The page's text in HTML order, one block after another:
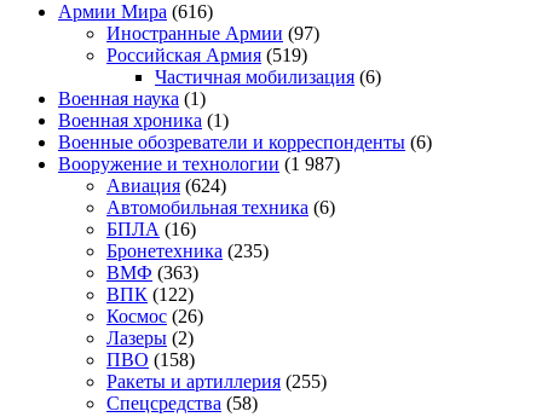
Армии Мира (616)
Иностранные Армии (97)
Российская Армия (519)
Частичная мобилизация (6)
Военная наука (1)
Военная хроника (1)
Военные обозреватели и корреспонденты (6)
Вооружение и технологии (1 987)
Авиация (624)
Автомобильная техника (6)
БПЛА (16)
Бронетехника (235)
ВМФ (363)
ВПК (122)
Космос (26)
Лазеры (2)
ПВО (158)
Ракеты и артиллерия (255)
Спецсредства (58)